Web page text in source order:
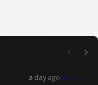
a day ago